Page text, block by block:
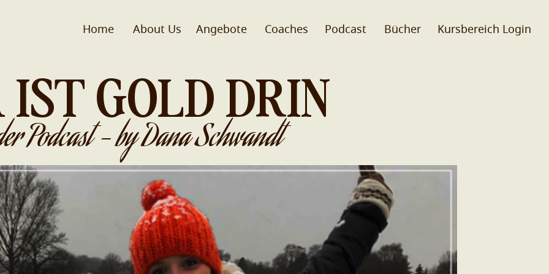
Home About Us Coaches
Angebote Podcast Bücher Kursbereich Login
IST GOLD DRIN
Podcast - by Dana Schwandt